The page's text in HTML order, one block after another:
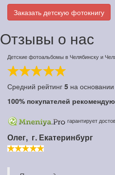
Заказать детскую фотокнигу
Отзывы о нас
Детские фотоальбомы в Челябинску и
Средний рейтинг 5 на основании
100% покупателей
гарантирует
Олег, г. Екатеринбург